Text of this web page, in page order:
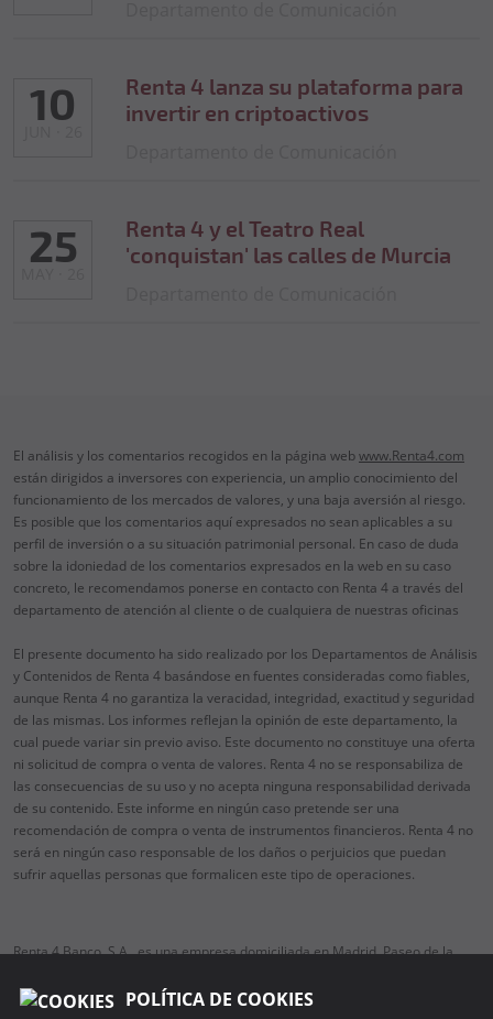
POLÍTICA DE COOKIES
10
Renta 4 lanza su plataforma para
invertir en criptoactivos
25
Renta 4 y el Teatro Real
'conquistan' las calles de Murcia
El análisis y los comentarios recogidos en la página webwww.Renta4.com
están dirigidos a inversores con experiencia, un amplio conocimiento del
funcionamiento de los mercados de valores, y una baja aversión al riesgo.
Es posible que los comentarios aquí expresados no sean aplicables a su
perfil de inversión o a su situación patrimonial personal. En caso de duda
sobre la idoniedad de los comentarios expresados en la web en su caso
concreto, le recomendamos ponerse en contacto con Renta 4 a través del
departamento de atención al cliente o de cualquiera de nuestras oficinas
El presente documento ha sido realizado por los Departamentos de Análisis
y Contenidos de Renta 4 basándose en fuentes consideradas como fiables,
aunque Renta 4 no garantiza la veracidad, integridad, exactitud y seguridad
de las mismas. Los informes reflejan la opinión de este departamento, la
cual puede variar sin previo aviso. Este documento no constituye una oferta
ni solicitud de compra o venta de valores. Renta 4 no se responsabiliza de
las consecuencias de su uso y no acepta ninguna responsabilidad derivada
de su contenido. Este informe en ningún caso pretende ser una
recomendación de compra o venta de instrumentos financieros. Renta 4 no
será en ningún caso responsable de los daños o perjuicios que puedan
sufrir aquellas personas que formalicen este tipo de operaciones.
Renta 4 Banco, S.A., es una empresa domiciliada en Madrid, Paseo de la
Es una entidad regulada y supervisada por el Banco de España (BdE) y por